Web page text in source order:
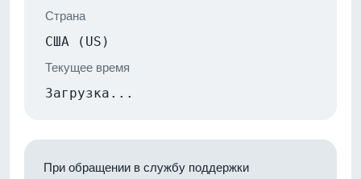
Страна
США (US)
Текущее время
Загрузка...
При обращении в службу поддержки